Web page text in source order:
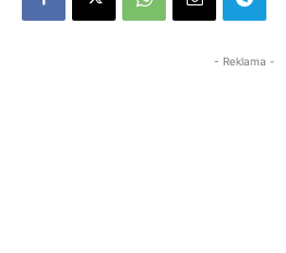
- Reklama -